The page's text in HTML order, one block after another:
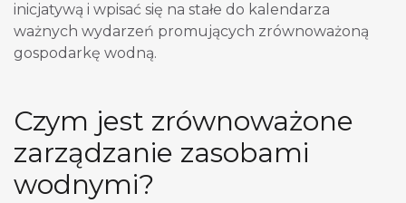
inicjatywą i wpisać się na stałe do kalendarza
ważnych wydarzeń promujących zrównoważoną
gospodarkę wodną.
Czym jest zrównoważone
zarządzanie zasobami
wodnymi?